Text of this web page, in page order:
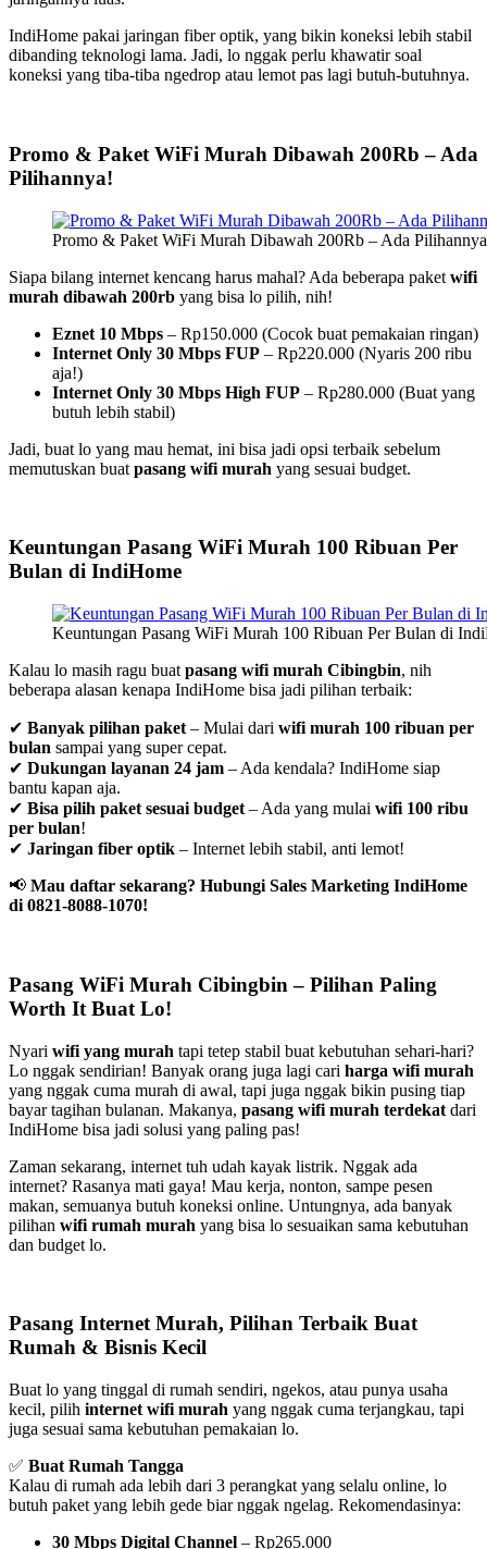
IndiHome pakai jaringan fiber optik, yang bikin koneksi lebih stabil
dibanding teknologi lama. Jadi, lo nggak perlu khawatir soal
koneksi yang tiba-tiba ngedrop atau lemot pas lagi butuh-butuhnya.
Promo & Paket WiFi Murah Dibawah 200Rb – Ada
Pilihannya!
Promo & Paket WiFi Murah Dibawah 200Rb – Ada
Siapa bilang internet kencang harus mahal? Ada beberapa paket wifi
murah dibawah 200rb yang bisa lo pilih, nih!
Eznet 10 Mbps – Rp150.000 (Cocok buat pemakaian ringan)
Internet Only 30 Mbps FUP – Rp220.000 (Nyaris 200 ribu
aja!)
Internet Only 30 Mbps High FUP – Rp280.000 (Buat yang
butuh lebih stabil)
Jadi, buat lo yang mau hemat, ini bisa jadi opsi terbaik sebelum
memutuskan buat pasang wifi murah yang sesuai budget.
Keuntungan Pasang WiFi Murah 100 Ribuan Per
Bulan di IndiHome
Keuntungan Pasang WiFi Murah 100 Ribuan Per Bulan di
Kalau lo masih ragu buat pasang wifi murah Cibingbin, nih
beberapa alasan kenapa IndiHome bisa jadi pilihan terbaik:
✔ Banyak pilihan paket – Mulai dari wifi murah 100 ribuan per
bulan sampai yang super cepat.
✔ Dukungan layanan 24 jam – Ada kendala? IndiHome siap
bantu kapan aja.
✔ Bisa pilih paket sesuai budget – Ada yang mulai wifi 100 ribu
per bulan!
✔ Jaringan fiber optik – Internet lebih stabil, anti lemot!
📢 Mau daftar sekarang? Hubungi Sales Marketing IndiHome
di 0821-8088-1070!
Pasang WiFi Murah Cibingbin – Pilihan Paling
Worth It Buat Lo!
Nyari wifi yang murah tapi tetep stabil buat kebutuhan sehari-hari?
Lo nggak sendirian! Banyak orang juga lagi cari harga wifi murah
yang nggak cuma murah di awal, tapi juga nggak bikin pusing tiap
bayar tagihan bulanan. Makanya, pasang wifi murah terdekat dari
IndiHome bisa jadi solusi yang paling pas!
Zaman sekarang, internet tuh udah kayak listrik. Nggak ada
internet? Rasanya mati gaya! Mau kerja, nonton, sampe pesen
makan, semuanya butuh koneksi online. Untungnya, ada banyak
pilihan wifi rumah murah yang bisa lo sesuaikan sama kebutuhan
dan budget lo.
Pasang Internet Murah, Pilihan Terbaik Buat
Rumah & Bisnis Kecil
Buat lo yang tinggal di rumah sendiri, ngekos, atau punya usaha
kecil, pilih internet wifi murah yang nggak cuma terjangkau, tapi
juga sesuai sama kebutuhan pemakaian lo.
✅ Buat Rumah Tangga
Kalau di rumah ada lebih dari 3 perangkat yang selalu online, lo
butuh paket yang lebih gede biar nggak ngelag. Rekomendasinya:
30 Mbps Digital Channel – Rp265.000